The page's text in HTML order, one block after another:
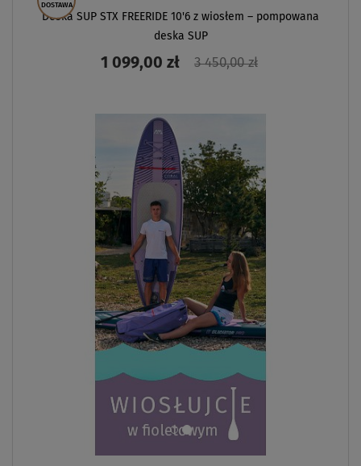
DOSTAWA
Deska SUP STX FREERIDE 10'6 z wiosłem – pompowana
deska SUP
1 099,00 zł 3 450,00 zł